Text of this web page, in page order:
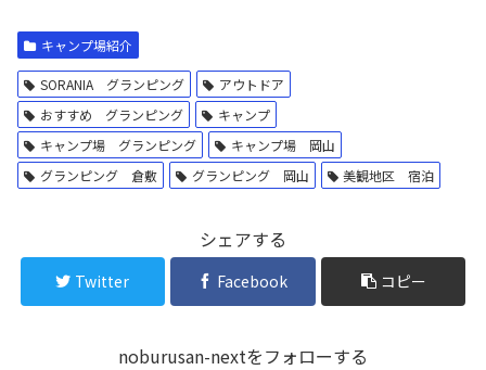
キャンプ場紹介
SORANIA グランピング
アウトドア
おすすめ グランピング
キャンプ
キャンプ場 グランピング
キャンプ場 岡山
グランピング 倉敷
グランピング 岡山 美観地区 宿泊
シェアする
Twitter Facebook コピー
noburusan-nextをフォローする